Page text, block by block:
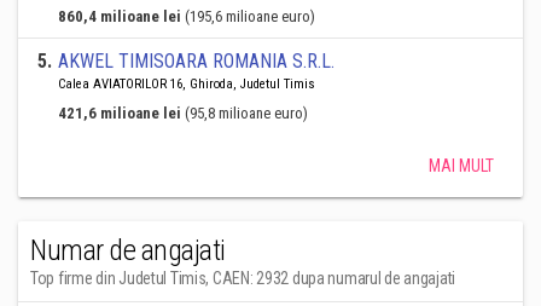
860,4 milioane lei (195,6 milioane euro)
5. AKWEL TIMISOARA ROMANIA S.R.L.
Calea AVIATORILOR 16, Ghiroda, Judetul Timis
421,6 milioane lei (95,8 milioane euro)
MAI MULT
Numar de angajati
Top firme din Judetul Timis, CAEN: 2932 dupa numarul de angajati